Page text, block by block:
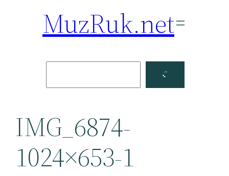
MuzRuk.net
Facebook
IMG_6874-
1024×653-1